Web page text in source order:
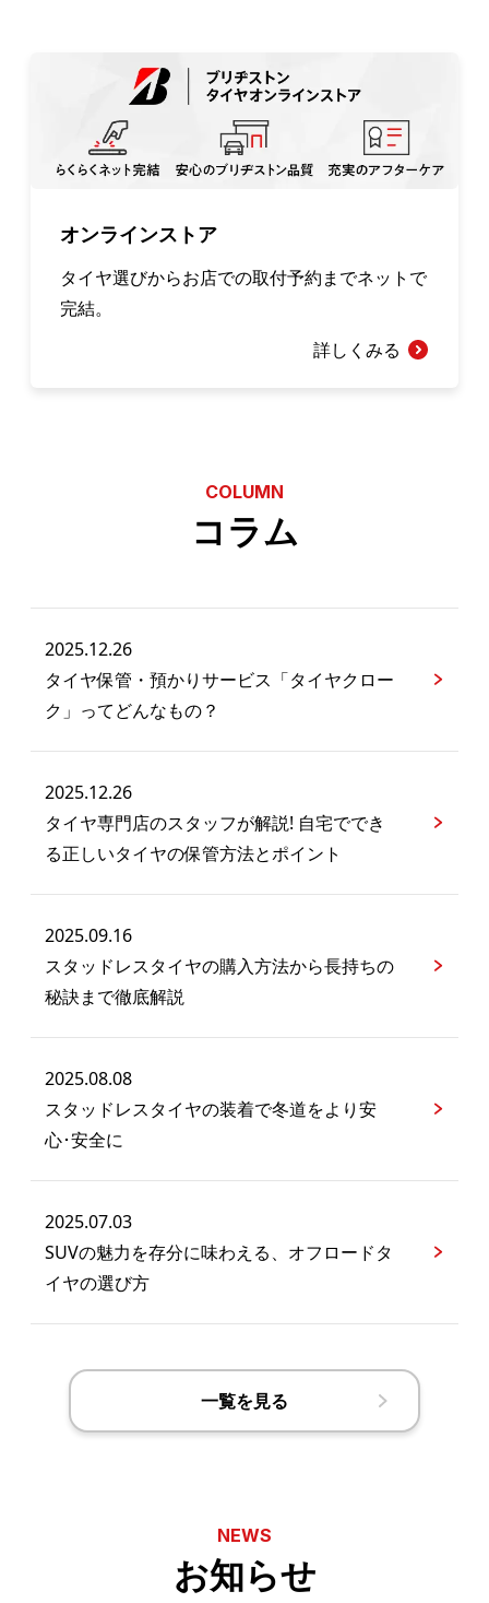
オンラインストア
タイヤ選びからお店での取付予約までネットで
完結。
詳しくみる
COLUMN
コラム
2025.12.26
タイヤ保管・預かりサービス「タイヤクロー
ク」ってどんなもの？
2025.12.26
タイヤ専門店のスタッフが解説! 自宅ででき
る正しいタイヤの保管方法とポイント
2025.09.16
スタッドレスタイヤの購入方法から長持ちの
秘訣まで徹底解説
2025.08.08
スタッドレスタイヤの装着で冬道をより安
心･安全に
2025.07.03
SUVの魅力を存分に味わえる、オフロードタ
イヤの選び方
一覧を見る
NEWS
お知らせ